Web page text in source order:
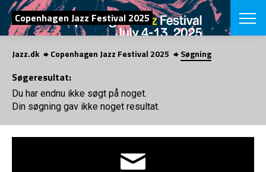
SØG
Copenhagen Jazz Festival 2025
English
Temaer
LOCATIONS
Jazz.dk Copenhagen Jazz Festival 2025 Søgning
Søgeresultat:
Du har endnu ikke søgt på noget.
Din søgning gav ikke noget resultat.